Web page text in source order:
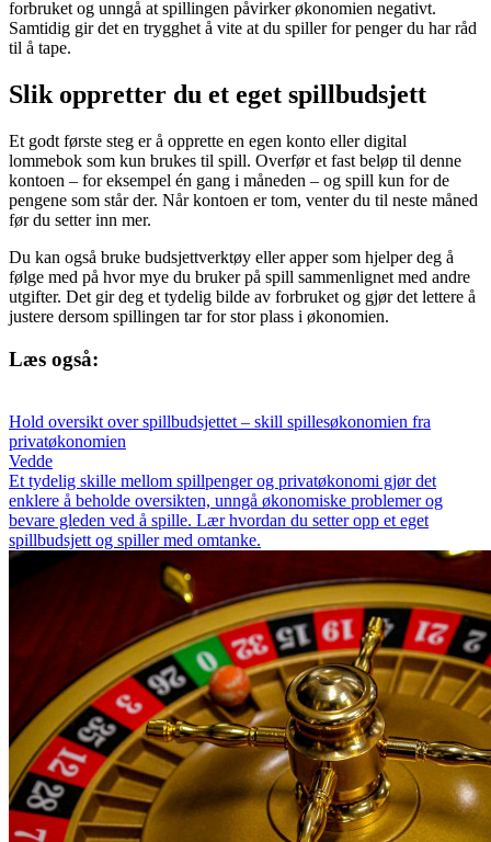
forbruket og unngå at spillingen påvirker økonomien negativt.
Samtidig gir det en trygghet å vite at du spiller for penger du har råd
til å tape.
Slik oppretter du et eget spillbudsjett
Et godt første steg er å opprette en egen konto eller digital
lommebok som kun brukes til spill. Overfør et fast beløp til denne
kontoen – for eksempel én gang i måneden – og spill kun for de
pengene som står der. Når kontoen er tom, venter du til neste måned
før du setter inn mer.
Du kan også bruke budsjettverktøy eller apper som hjelper deg å
følge med på hvor mye du bruker på spill sammenlignet med andre
utgifter. Det gir deg et tydelig bilde av forbruket og gjør det lettere å
justere dersom spillingen tar for stor plass i økonomien.
Læs også:
Hold oversikt over spillbudsjettet – skill spillesøkonomien fra
privatøkonomien
Vedde
Et tydelig skille mellom spillpenger og privatøkonomi gjør det
enklere å beholde oversikten, unngå økonomiske problemer og
bevare gleden ved å spille. Lær hvordan du setter opp et eget
spillbudsjett og spiller med omtanke.